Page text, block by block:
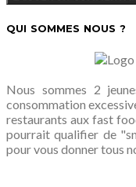
QUI SOMMES NOUS ?
Nous sommes 2
consommation
restaurants aux fast
pourrait qualifier de
pour vous donner tous